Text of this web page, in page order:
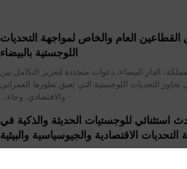
العام والخاص لمواجهة التحديات
اللوجستية بالبيضاء
الدار البيضاء، دعوات متجددة لتعزيز التكامل بين
التحديات اللوجستية التي تعيق تطورها العمراني
والاقتصادي. وجاء...
2024: حدث استثنائي للوجستيات الحديثة والذكية في
التحديات الاقتصادية والجيوسياسية والبيئية
لوجيسميد في دورته الحادية عشرة، ليجمع نخبة من
من مختلف أنحاء المغرب والعالم. يُقام المعرض في...